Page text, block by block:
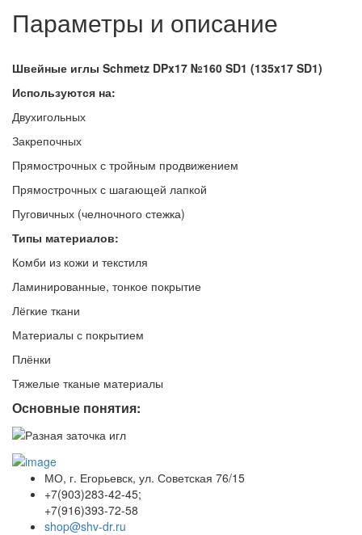
Параметры и описание
Швейные иглы Schmetz DPx17 №160 SD1 (135x17 SD1)
Используются на:
Двухигольных
Закрепочных
Прямострочных с тройным продвижением
Прямострочных с шагающей лапкой
Пуговичных (челночного стежка)
Типы материалов:
Комби из кожи и текстиля
Ламинированные, тонкое покрытие
Лёгкие ткани
Материалы с покрытием
Плёнки
Тяжелые тканые материалы
Основные понятия:
МО, г. Егорьевск, ул. Советская 76/15
+7(903)283-42-45;
+7(916)393-72-58
shop@shv-dr.ru